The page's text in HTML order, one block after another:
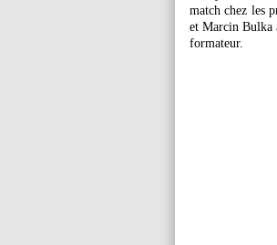
match chez les
et Marcin Bulka
formateur.